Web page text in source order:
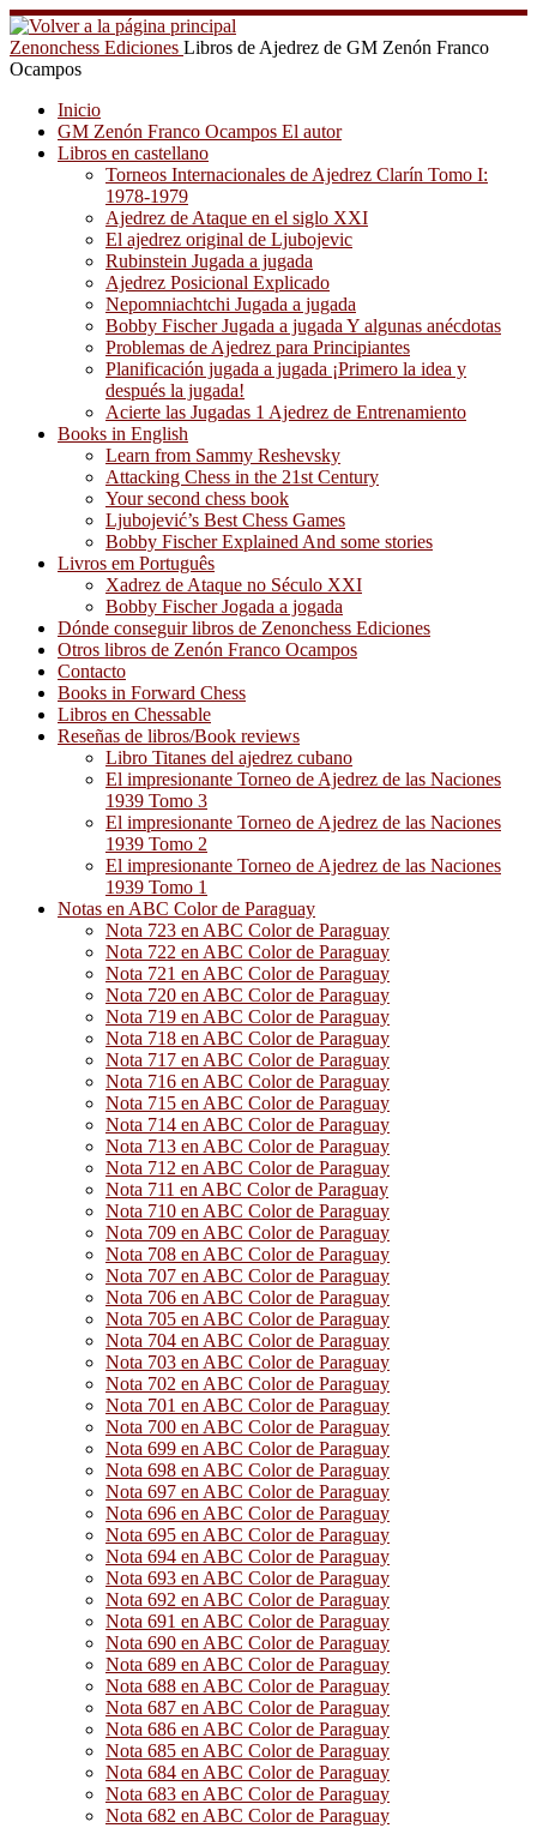
Saltar
al
contenido
Zenonchess Ediciones Libros de Ajedrez de GM Zenón Franco
Ocampos
Inicio
GM Zenón Franco Ocampos El autor
Libros en castellano
Torneos Internacionales de Ajedrez Clarín Tomo I:
1978-1979
Ajedrez de Ataque en el siglo XXI
El ajedrez original de Ljubojevic
Rubinstein Jugada a jugada
Ajedrez Posicional Explicado
Nepomniachtchi Jugada a jugada
Bobby Fischer Jugada a jugada Y algunas anécdotas
Problemas de Ajedrez para Principiantes
Planificación jugada a jugada ¡Primero la idea y
después la jugada!
Acierte las Jugadas 1 Ajedrez de Entrenamiento
Books in English
Learn from Sammy Reshevsky
Attacking Chess in the 21st Century
Your second chess book
Ljubojević’s Best Chess Games
Bobby Fischer Explained And some stories
Livros em Português
Xadrez de Ataque no Século XXI
Bobby Fischer Jogada a jogada
Dónde conseguir libros de Zenonchess Ediciones
Otros libros de Zenón Franco Ocampos
Contacto
Books in Forward Chess
Libros en Chessable
Reseñas de libros/Book reviews
Libro Titanes del ajedrez cubano
El impresionante Torneo de Ajedrez de las Naciones
1939 Tomo 3
El impresionante Torneo de Ajedrez de las Naciones
1939 Tomo 2
El impresionante Torneo de Ajedrez de las Naciones
1939 Tomo 1
Notas en ABC Color de Paraguay
Nota 723 en ABC Color de Paraguay
Nota 722 en ABC Color de Paraguay
Nota 721 en ABC Color de Paraguay
Nota 720 en ABC Color de Paraguay
Nota 719 en ABC Color de Paraguay
Nota 718 en ABC Color de Paraguay
Nota 717 en ABC Color de Paraguay
Nota 716 en ABC Color de Paraguay
Nota 715 en ABC Color de Paraguay
Nota 714 en ABC Color de Paraguay
Nota 713 en ABC Color de Paraguay
Nota 712 en ABC Color de Paraguay
Nota 711 en ABC Color de Paraguay
Nota 710 en ABC Color de Paraguay
Nota 709 en ABC Color de Paraguay
Nota 708 en ABC Color de Paraguay
Nota 707 en ABC Color de Paraguay
Nota 706 en ABC Color de Paraguay
Nota 705 en ABC Color de Paraguay
Nota 704 en ABC Color de Paraguay
Nota 703 en ABC Color de Paraguay
Nota 702 en ABC Color de Paraguay
Nota 701 en ABC Color de Paraguay
Nota 700 en ABC Color de Paraguay
Nota 699 en ABC Color de Paraguay
Nota 698 en ABC Color de Paraguay
Nota 697 en ABC Color de Paraguay
Nota 696 en ABC Color de Paraguay
Nota 695 en ABC Color de Paraguay
Nota 694 en ABC Color de Paraguay
Nota 693 en ABC Color de Paraguay
Nota 692 en ABC Color de Paraguay
Nota 691 en ABC Color de Paraguay
Nota 690 en ABC Color de Paraguay
Nota 689 en ABC Color de Paraguay
Nota 688 en ABC Color de Paraguay
Nota 687 en ABC Color de Paraguay
Nota 686 en ABC Color de Paraguay
Nota 685 en ABC Color de Paraguay
Nota 684 en ABC Color de Paraguay
Nota 683 en ABC Color de Paraguay
Nota 682 en ABC Color de Paraguay